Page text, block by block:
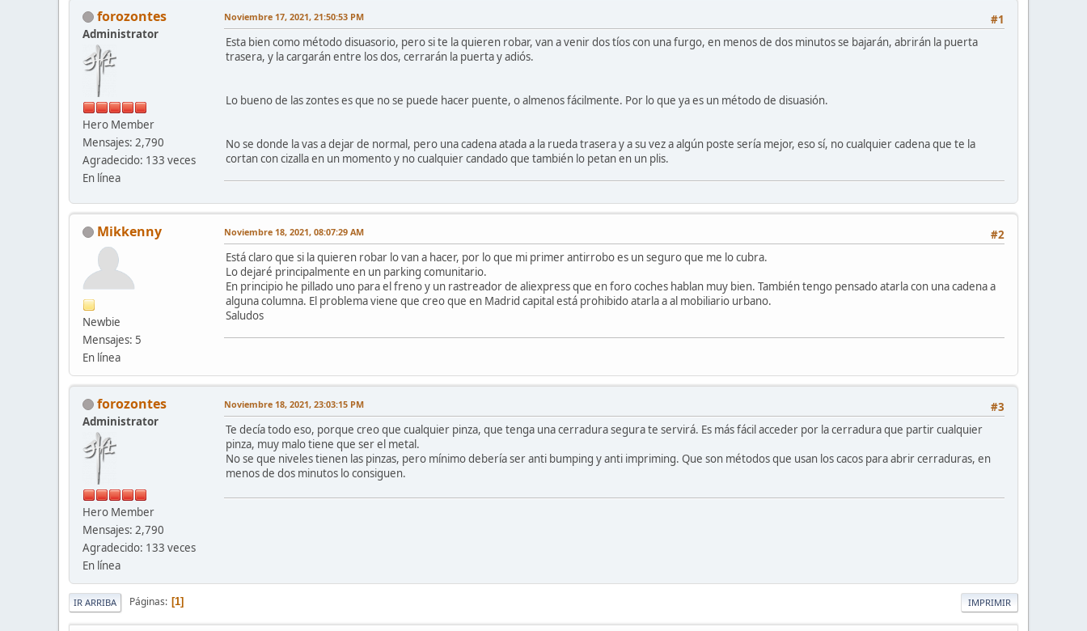
forozontes
Administrator
Hero Member
Mensajes: 2,790
Agradecido: 133 veces
En línea
#1
Noviembre 17, 2021, 21:50:53 PM
Esta bien como método disuasorio, pero si te la quieren robar, van a venir dos tíos con una furgo, en menos de dos minutos se bajarán, abrirán la puerta
trasera, y la cargarán entre los dos, cerrarán la puerta y adiós.
Lo bueno de las zontes es que no se puede hacer puente, o almenos fácilmente. Por lo que ya es un método de disuasión.
No se donde la vas a dejar de normal, pero una cadena atada a la rueda trasera y a su vez a algún poste sería mejor, eso sí, no cualquier cadena que te la
cortan con cizalla en un momento y no cualquier candado que también lo petan en un plis.
Mikkenny
Newbie
Mensajes: 5
En línea
#2
Noviembre 18, 2021, 08:07:29 AM
Está claro que si la quieren robar lo van a hacer, por lo que mi primer antirrobo es un seguro que me lo cubra.
Lo dejaré principalmente en un parking comunitario.
En principio he pillado uno para el freno y un rastreador de aliexpress que en foro coches hablan muy bien. También tengo pensado atarla con una cadena a
alguna columna. El problema viene que creo que en Madrid capital está prohibido atarla a al mobiliario urbano.
Saludos
forozontes
Administrator
Hero Member
Mensajes: 2,790
Agradecido: 133 veces
En línea
#3
Noviembre 18, 2021, 23:03:15 PM
Te decía todo eso, porque creo que cualquier pinza, que tenga una cerradura segura te servirá. Es más fácil acceder por la cerradura que partir cualquier
pinza, muy malo tiene que ser el metal.
No se que niveles tienen las pinzas, pero mínimo debería ser anti bumping y anti impriming. Que son métodos que usan los cacos para abrir cerraduras, en
menos de dos minutos lo consiguen.
IMPRIMIR
IR ARRIBA Páginas 1